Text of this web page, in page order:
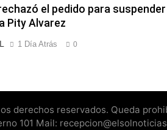
el pedido para suspender
Pity Alvarez
1 Día Atrás 0
derechos reservados. Queda
101 Mail: